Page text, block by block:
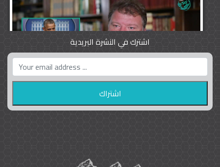
واشنطن بوست واللوبي المزدوج
9796
اشترك في النشرة البريدية